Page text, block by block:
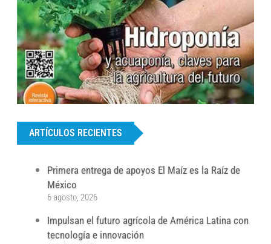
ARTÍCULOS RECIENTES
Primera entrega de apoyos El Maíz es la Raíz de
México
6 agosto, 2026
Impulsan el futuro agrícola de América Latina con
tecnología e innovación